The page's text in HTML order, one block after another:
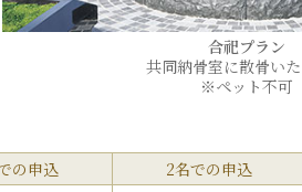
合祀プラン
共同納骨室に散骨い
※ペット不可
の申込 2名での申込